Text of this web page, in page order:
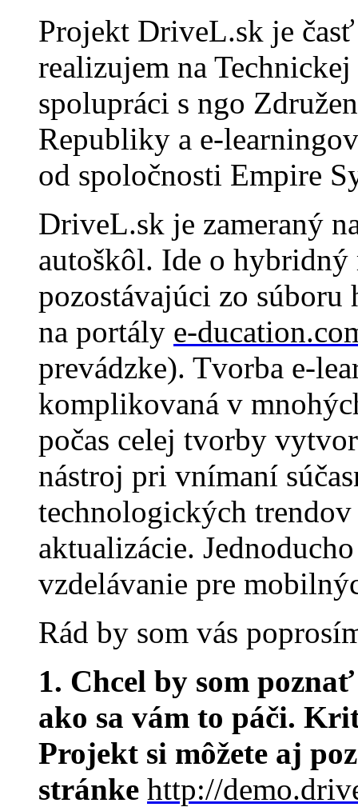
Projekt DriveL.sk je
realizujem na
spolupráci s ngo
Republiky a e-
od spoločnosti Empire
DriveL.sk je zameraný
autoškôl. Ide o hybridný
pozostávajúci zo súboru
na portály e-
prevádzke). Tvorba e-
komplikovaná v
počas celej tvorby
nástroj pri vnímaní
technologických
aktualizácie.
vzdelávanie pre
Rád by som vás
1. Chcel by som
ako sa vám to páči.
Projekt si môžete aj
stránke http://